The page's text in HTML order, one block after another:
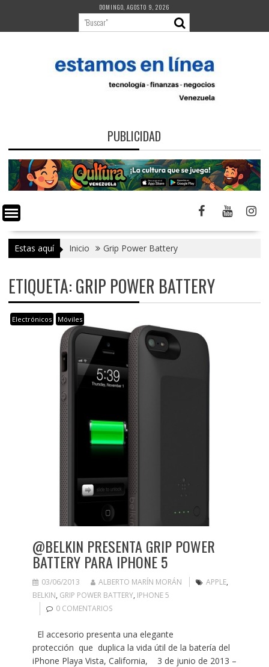
contenido
DOMINGO, AGOSTO 9, 2026
PUBLICIDAD
Estas aquí Inicio Grip Power Battery
ETIQUETA:GRIP POWER BATTERY
Electrónicos Móviles
@BELKIN PRESENTA GRIP POWER
BATTERY PARA IPHONE 5
03/06/2013 ALBERTO MARÍN MORÁN APPLE,
BELKIN, GRIP POWER BATTERY, IPHONE 5
0 COMENTARIOS
El accesorio presenta una elegante
protección que duplica la vida útil de la batería del
iPhone Playa Vista, California, 3 de junio de 2013 –